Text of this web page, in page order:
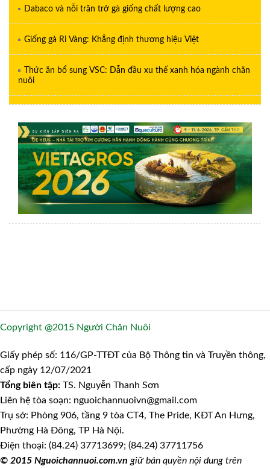
Dabaco và nỗi trăn trở gà giống chất lượng cao
Giống gà Ri Vàng: Khẳng định thương hiệu Việt
Thức ăn bổ sung VSC: Dẫn đầu xu thế xanh hóa ngành chăn
nuôi
Copyright @2015 Người Chăn Nuôi
Giấy phép số: 116/GP-TTĐT của Bộ Thông tin và Truyền thông,
cấp ngày 12/07/2021
Tổng biên tập: TS. Nguyễn Thanh Sơn
Liên hệ tòa soạn: nguoichannuoivn@gmail.com
Trụ sở: Phòng 906, tầng 9 tòa CT4, The Pride, KĐT An Hưng,
Phường Hà Đông, TP Hà Nội.
Điện thoại: (84.24) 37713699; (84.24) 37711756
© 2015 Nguoichannuoi.com.vn giữ bản quyền nội dung trên